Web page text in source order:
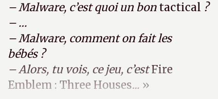
– Malware, c’est quoi un bon tactical ?
– …
– Malware, comment on fait les
bébés ?
– Alors, tu vois, ce jeu, c’estFire
Emblem : Three Houses... »